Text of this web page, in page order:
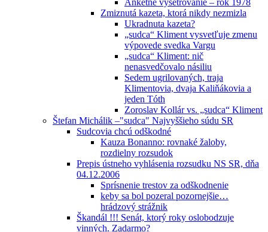
Zmiznutá kazeta, ktorá nikdy nezmizla
Ukradnuta kazeta?
„sudca“ Kliment vysvetľuje zmenu
výpovede svedka Vargu
„sudca“ Kliment: nič
nenasvedčovalo násiliu
Sedem ugrilovaných, traja
Klimentovia, dvaja Kaliňákovia a
jeden Tóth
Zoroslav Kollár vs. „sudca“ Kliment
Štefan Michálik –"sudca" Najvyššieho súdu SR
Sudcovia chcú odškodné
Kauza Bonanno: rovnaké žaloby,
rozdielny rozsudok
Prepis ústneho vyhlásenia rozsudku NS SR, dňa
04.12.2006
Sprísnenie trestov za odškodnenie
keby sa bol pozeral pozornejšie…
hrádzový strážnik
Škandál !!! Senát, ktorý roky oslobodzuje
vinných. Zadarmo?